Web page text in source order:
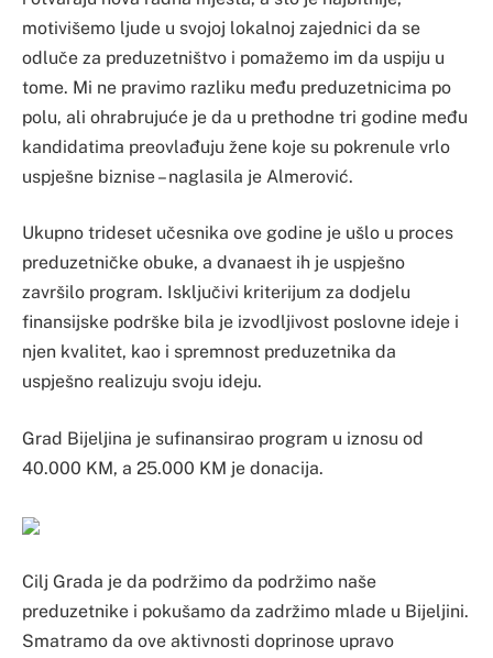
motivišemo ljude u svojoj lokalnoj zajednici da se
odluče za preduzetništvo i pomažemo im da uspiju u
tome. Mi ne pravimo razliku među preduzetnicima po
polu, ali ohrabrujuće je da u prethodne tri godine među
kandidatima preovlađuju žene koje su pokrenule vrlo
uspješne biznise – naglasila je Almerović.
Ukupno trideset učesnika ove godine je ušlo u proces
preduzetničke obuke, a dvanaest ih je uspješno
završilo program. Isključivi kriterijum za dodjelu
finansijske podrške bila je izvodljivost poslovne ideje i
njen kvalitet, kao i spremnost preduzetnika da
uspješno realizuju svoju ideju.
Grad Bijeljina je sufinansirao program u iznosu od
40.000 KM, a 25.000 KM je donacija.
Cilj Grada je da podržimo da podržimo naše
preduzetnike i pokušamo da zadržimo mlade u Bijeljini.
Smatramo da ove aktivnosti doprinose upravo